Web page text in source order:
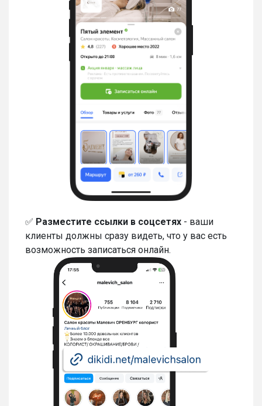
✅ Разместите ссылки в соцсетях - ваши
клиенты должны сразу видеть, что у вас есть
возможность записаться онлайн.